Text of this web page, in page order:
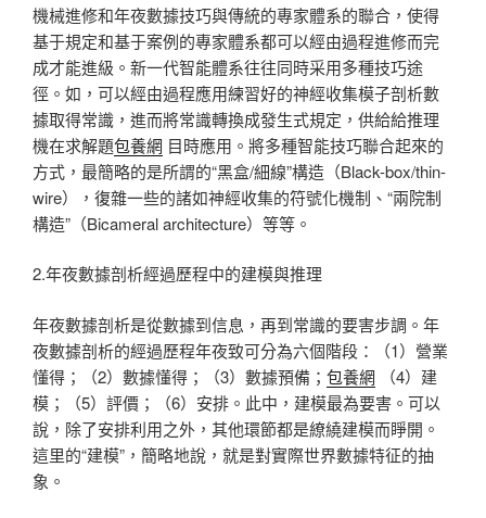
機械進修和年夜數據技巧與傳統的專家體系的聯合，使得
基于規定和基于案例的專家體系都可以經由過程進修而完
成才能進級。新一代智能體系往往同時采用多種技巧途
徑。如，可以經由過程應用練習好的神經收集模子剖析數
據取得常識，進而將常識轉換成發生式規定，供給給推理
機在求解題包養網 目時應用。將多種智能技巧聯合起來的
方式，最簡略的是所謂的“黑盒/細線”構造（Black-box/thin-
wire），復雜一些的諸如神經收集的符號化機制、“兩院制
構造”（Bicameral architecture）等等。
2.年夜數據剖析經過歷程中的建模與推理
年夜數據剖析是從數據到信息，再到常識的要害步調。年
夜數據剖析的經過歷程年夜致可分為六個階段：（1）營業
懂得；（2）數據懂得；（3）數據預備； 包養網 （4）建
模；（5）評價；（6）安排。此中，建模最為要害。可以
說，除了安排利用之外，其他環節都是繚繞建模而睜開。
這里的“建模”，簡略地說，就是對實際世界數據特征的抽
象。